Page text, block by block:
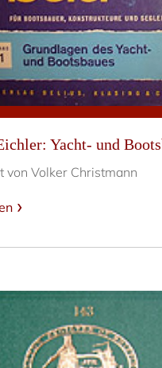
Yacht- und
von Volker Christmann